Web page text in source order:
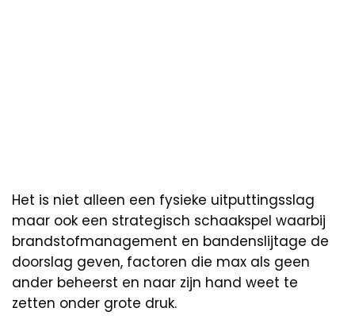
Het is niet alleen een fysieke uitputtingsslag
maar ook een strategisch schaakspel waarbij
brandstofmanagement en bandenslijtage de
doorslag geven, factoren die max als geen
ander beheerst en naar zijn hand weet te
zetten onder grote druk.